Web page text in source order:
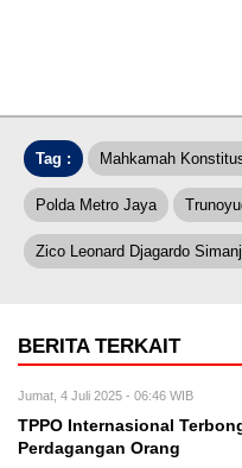
Tag : Mahkamah
Polda Metro Jaya
Zico Leonard Djagardo
BERITA TERKAIT
Jumat, 4 Juli 2025 - 06:46 WIB
TPPO Internasional
Perdagangan Orang